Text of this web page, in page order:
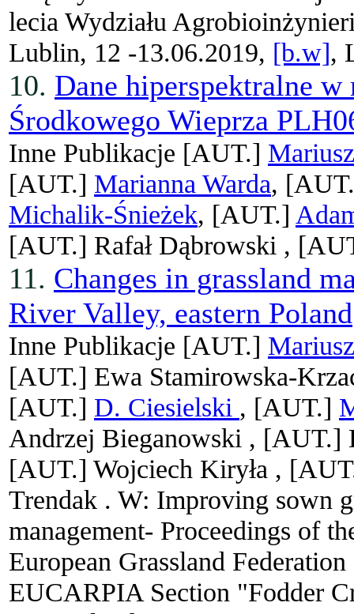
lecia Wydziału
Lublin, 12 -13.06.2019, [b.w],
10. Dane hiperspektralne
Środkowego Wieprza
Inne Publikacje [AUT.]
[AUT.] Marianna Warda,
Michalik-Śnieżek, [AUT.]
[AUT.] Rafał Dąbrowski ,
11. Changes in grassland
River Valley, eastern Poland
Inne Publikacje [AUT.]
[AUT.] Ewa Stamirowska-
[AUT.] D. Ciesielski , [AUT.]
Andrzej Bieganowski , [AUT.]
[AUT.] Wojciech Kiryła ,
Trendak . W: Improving sown
management- Proceedings of
European Grassland
EUCARPIA Section "Fodder